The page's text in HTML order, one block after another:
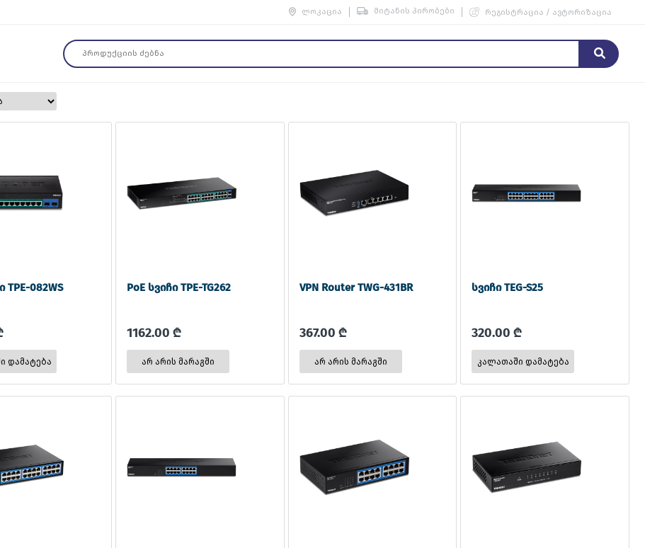
ლოკაცია მიტანის პირობები რეგისტრაცია / ავტორიზაცია
TPE-082WS PoE სვიჩი TPE-TG262
1162.00 ₾
არ არის მარაგში
VPN Router TWG-431BR
367.00 ₾
არ არის მარაგში
სვიჩი TEG-S25
320.00 ₾